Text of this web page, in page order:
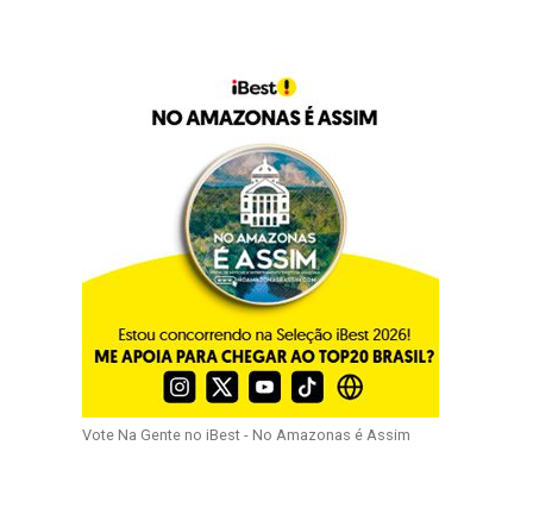
Vote Na Gente no iBest - No Amazonas é Assim